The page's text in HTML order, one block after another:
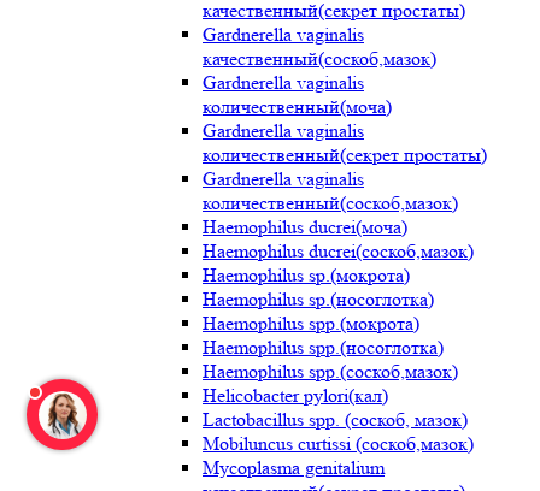
качественный(секрет простаты)
Gardnerella vaginalis
качественный(соскоб,мазок)
Gardnerella vaginalis
количественный(моча)
Gardnerella vaginalis
количественный(секрет простаты)
Gardnerella vaginalis
количественный(соскоб,мазок)
Haemophilus ducrei(моча)
Haemophilus ducrei(соскоб,мазок)
Haemophilus sp.(мокрота)
Haemophilus sp.(носоглотка)
Haemophilus spp.(мокрота)
Haemophilus spp.(носоглотка)
Haemophilus spp.(соскоб,мазок)
Helicobacter pylori(кал)
Lactobacillus spp. (соскоб, мазок)
Mobiluncus curtissi (соскоб,мазок)
Mycoplasma genitalium